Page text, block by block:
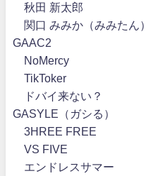
秋田 新太郎
関口 みみか（みみたん）
GAAC2
NoMercy
TikToker
ドバイ来ない？
GASYLE（ガシる）
3HREE FREE
VS FIVE
エンドレスサマー